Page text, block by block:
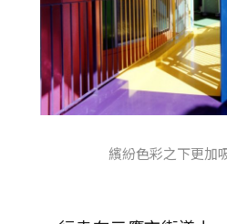
繽紛色彩之下更加